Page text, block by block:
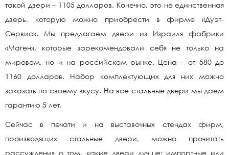
такой двери – 1105 долларов. Конечно, это не единственная
дверь, которую можно приобрести в фирме «Дуэт-
Сервис». Мы предлагаем двери из Израиля фабрики
«Маген», которые зарекомендовали себя не только на
мировом, но и на российском рынке. Цена – от 580 до
1160 долларов. Набор комплектующих для них можно
заказать по своему вкусу. На все стальные двери мы даем
гарантию 5 лет.
Сейчас в печати и на выставочных стендах фирм,
производящих стальные двери, можно прочитать
рассуждения о том, какие двери лучше: импортные или